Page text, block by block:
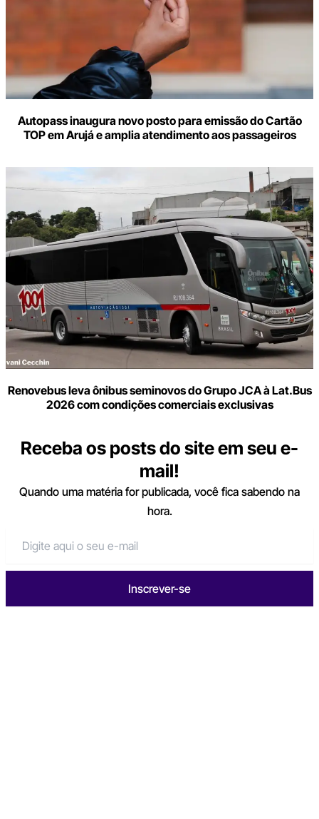
Autopass inaugura novo posto para emissão do Cartão
TOP em Arujá e amplia atendimento aos passageiros
Renovebus leva ônibus seminovos do Grupo JCA à Lat.Bus
2026 com condições comerciais exclusivas
Receba os posts do site em seu e-
mail!
Quando uma matéria for publicada, você fica sabendo na
hora.
Inscrever-se